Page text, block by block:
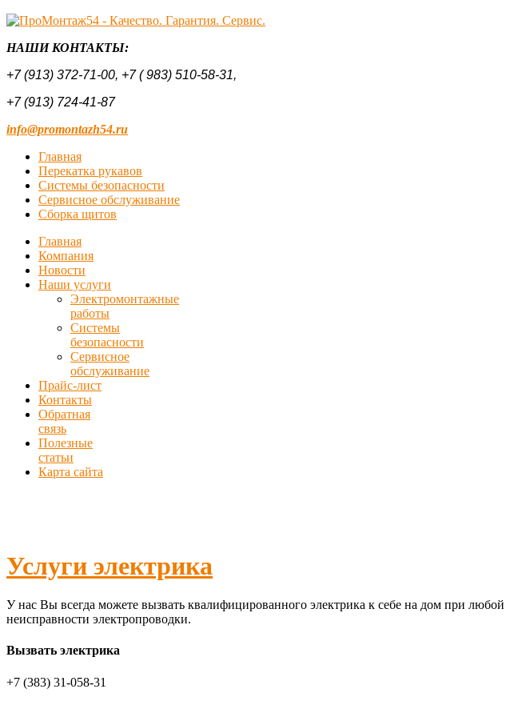
НАШИ КОНТАКТЫ:
+7 (913) 372-71-00, +7 ( 983) 510-58-31,
+7 (913) 724-41-87
info@promontazh54.ru
Главная
Перекатка рукавов
Системы безопасности
Сервисное обслуживание
Сборка щитов
Главная
Компания
Новости
Наши услуги
Электромонтажные
работы
Системы
безопасности
Сервисное
обслуживание
Прайс-лист
Контакты
Обратная
связь
Полезные
статьи
Карта сайта
Услуги электрика
У нас Вы всегда можете вызвать квалифицированного электрика к себе на дом при любой
неисправности электропроводки.
Вызвать электрика
+7 (383) 31-058-31